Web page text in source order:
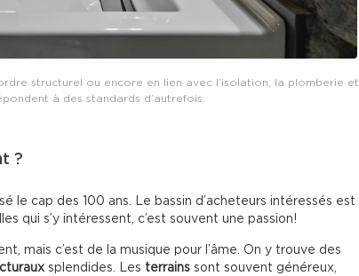
structurel ou encore en lien avec l’isolation, la plomberie et
à des standards d’autrefois.
?
le cap des 100 ans. Le bassin d’acheteurs intéressés est
qui s’y intéressent, c’est souvent une passion!
mais c’est de la musique pour l’âme. On y trouve des
splendides. Les terrains sont souvent généreux,